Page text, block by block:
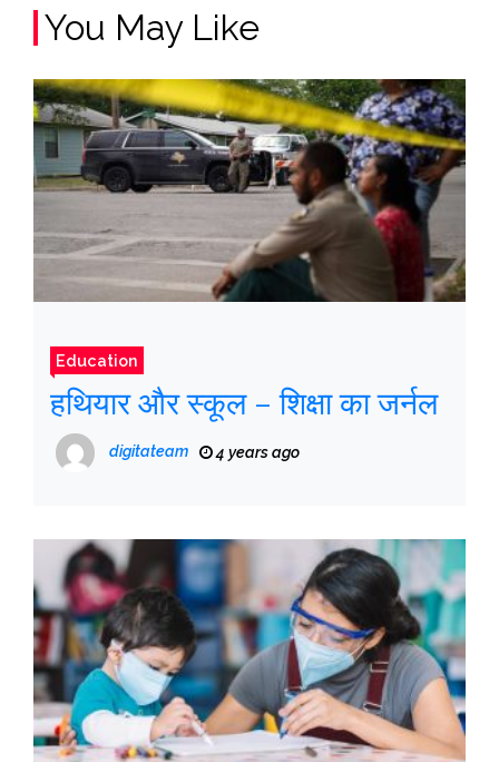
You May Like
Education
हथियार और स्कूल – शिक्षा का जर्नल
digitateam 4 years ago